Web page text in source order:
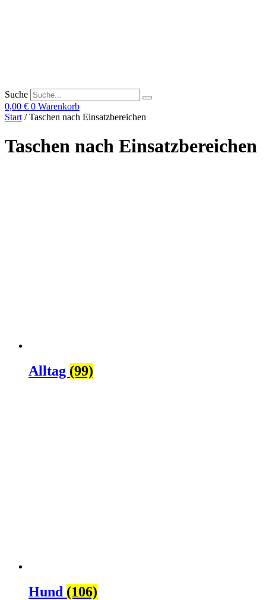
Suche
0,00 € 0 Warenkorb
Start / Taschen nach Einsatzbereichen
Taschen nach Einsatzbereichen
Alltag (99)
Hund (106)